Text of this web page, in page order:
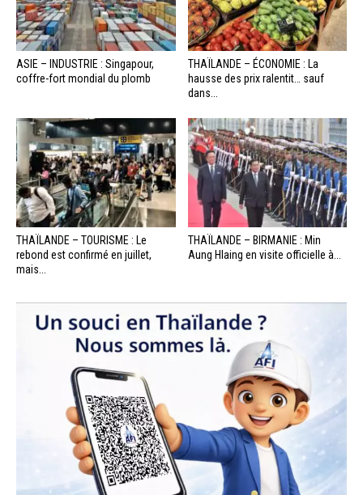
ASIE – INDUSTRIE : Singapour,
coffre-fort mondial du plomb
THAÏLANDE – ÉCONOMIE : La
hausse des prix ralentit… sauf
dans...
THAÏLANDE – TOURISME : Le
rebond est confirmé en juillet,
mais...
THAÏLANDE – BIRMANIE : Min
Aung Hlaing en visite officielle à...